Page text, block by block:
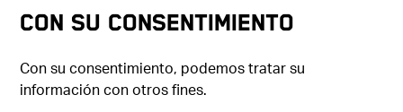
Con su consentimiento
Con su consentimiento, podemos tratar su
información con otros fines.